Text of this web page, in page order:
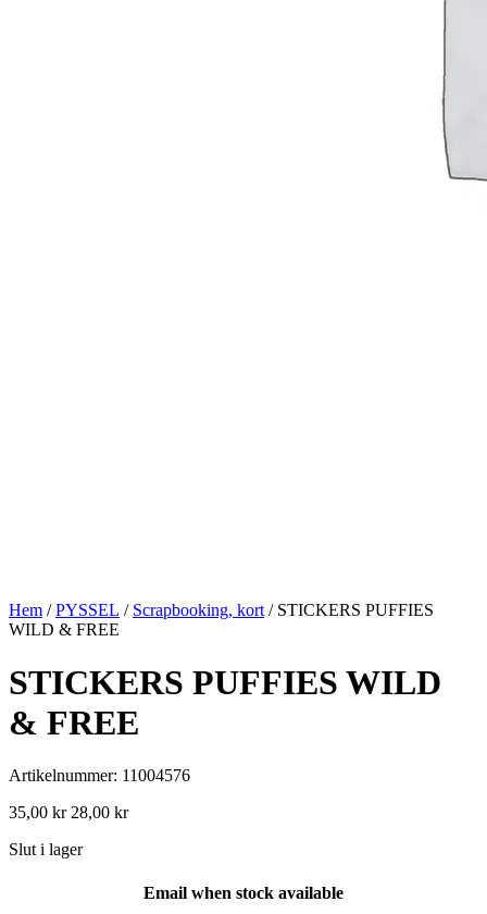
Hem /PYSSEL / Scrapbooking, kort / STICKERS PUFFIES
WILD & FREE
STICKERS PUFFIES WILD
& FREE
Artikelnummer: 11004576
35,00 kr 28,00 kr
Slut i lager
Email when stock available